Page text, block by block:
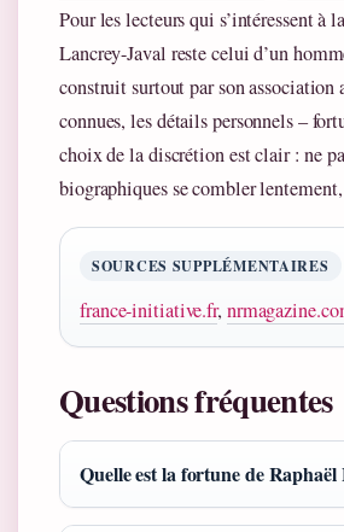
Pour les lecteurs qui s’intéressent à
Lancrey-Javal reste celui d’un
construit surtout par son association
connues, les détails personnels –
choix de la discrétion est clair : ne
biographiques se combler
SOURCES SUPPLÉMENTAIRES
france-initiative.fr,
Questions fréquentes
Quelle est la fortune de